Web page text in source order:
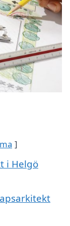
i Helgö